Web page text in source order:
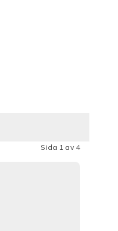
Sida 1 av 4